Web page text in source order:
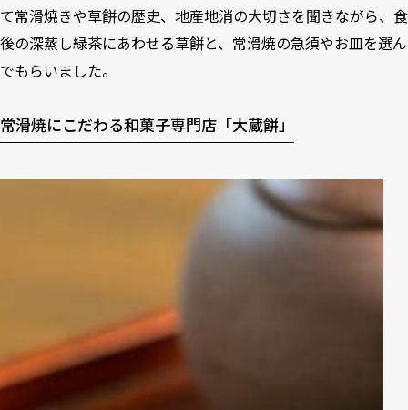
て常滑焼きや草餅の歴史、地産地消の大切さを聞きながら、食
後の深蒸し緑茶にあわせる草餅と、常滑焼の急須やお皿を選ん
でもらいました。
常滑焼にこだわる和菓子専門店「大蔵餅」